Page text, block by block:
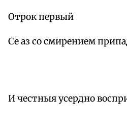
Отрок первый
Се аз со смирением
И честныя усердно